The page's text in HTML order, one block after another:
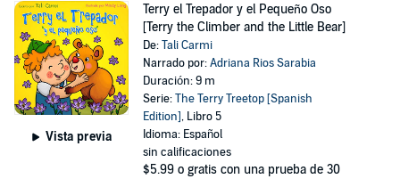
Vista previa
Terry el Trepador y el Pequeño Oso
[Terry the Climber and the Little Bear]
De:Tali Carmi
Narrado por:Adriana Rios Sarabia
Duración: 9 m
Serie:The Terry Treetop [Spanish
Edition], Libro 5
Idioma: Español
sin calificaciones
$5.99 o gratis con una prueba de 30